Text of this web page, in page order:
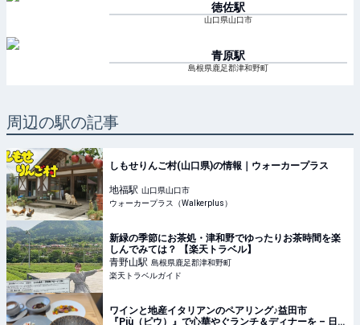
徳佐駅
山口県山口市
青原駅
島根県鹿足郡津和野町
周辺の駅の記事
しもせりんご村(山口県)の情報｜ウォーカープラス
地福駅 山口県山口市
ウォーカープラス（Walkerplus）
新緑の季節にお茶処・津和野でゆったりお茶時間を楽
しんでみては？ 【楽天トラベル】
青野山駅 島根県鹿足郡津和野町
楽天トラベルガイド
ワインと地産イタリアンのペアリング♪益田市
『Più（ピウ）』で心華やぐランチ＆ディナーを – 日刊